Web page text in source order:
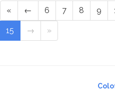
« ← 6 7 8 9
15 → »